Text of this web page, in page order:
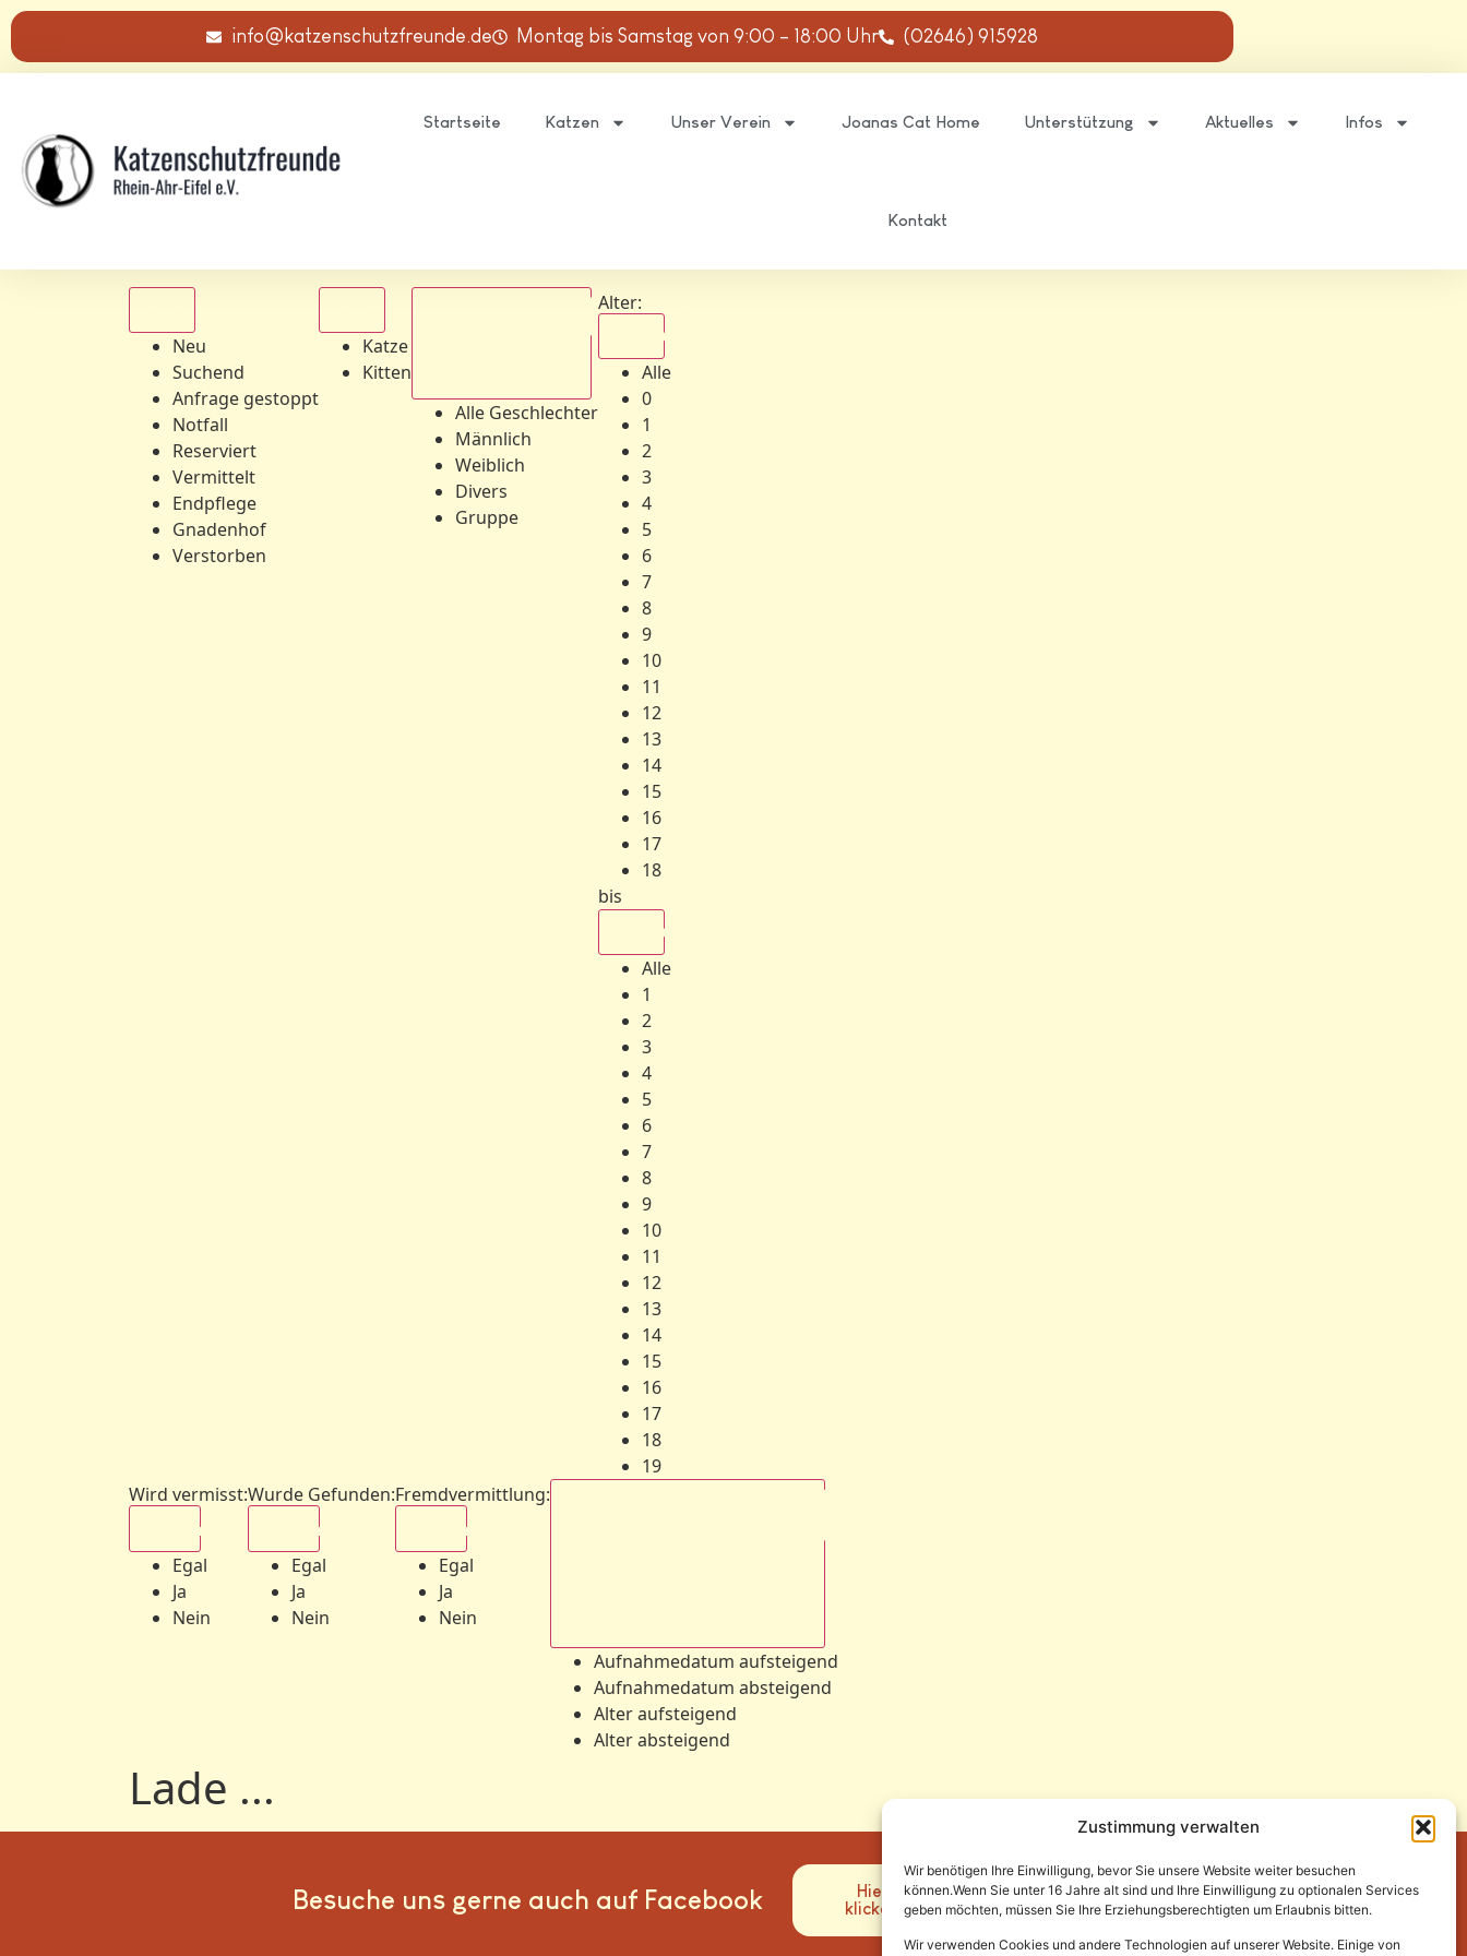
Zustimmung verwalten
Wir benötigen Ihre Einwilligung, bevor Sie unsere Website weiter besuchen
können.Wenn Sie unter 16 Jahre alt sind und Ihre Einwilligung zu optionalen Services
geben möchten, müssen Sie Ihre Erziehungsberechtigten um Erlaubnis bitten.
Wir verwenden Cookies und andere Technologien auf unserer Website. Einige von
info@katzenschutzfreunde.de Montag bis Samstag von 9:00 – 18:00 Uhr (02646) 915928
Startseite Katzen Unser Verein Joanas Cat Home Unterstützung Aktuelles Infos
Kontakt
Neu
Suchend
Anfrage gestoppt
Notfall
Reserviert
Vermittelt
Endpflege
Gnadenhof
Verstorben
Katze
Kitten
Alle Geschlechter
Männlich
Weiblich
Divers
Gruppe
Alter:
Alle
0
1
2
3
4
5
6
7
8
9
10
11
12
13
14
15
16
17
18
bis
Alle
1
2
3
4
5
6
7
8
9
10
11
12
13
14
15
16
17
18
19
Wird vermisst:
Egal
Ja
Nein
Wurde Gefunden:
Egal
Ja
Nein
Fremdvermittlung:
Egal
Ja
Nein
Aufnahmedatum aufsteigend
Aufnahmedatum absteigend
Alter aufsteigend
Alter absteigend
Lade ...
Besuche uns gerne auch auf Facebook
Hier
klicken